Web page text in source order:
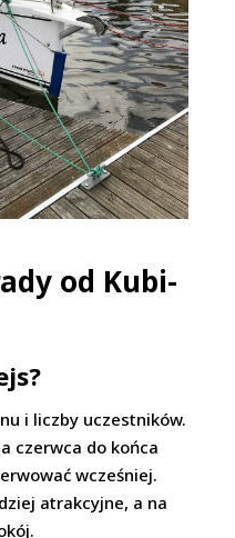
od Kubi-
i liczby uczestników.
czerwca do końca
wcześniej.
atrakcyjne, a na